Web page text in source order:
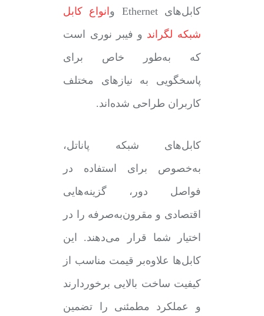
کابل‌های Ethernet و
انواع کابل
شبکه لگراند و فیبر نوری است
که به‌طور خاص برای
پاسخگویی به نیازهای مختلف
کاربران طراحی شده‌اند.
کابل‌های شبکه پاناتل،
به‌خصوص برای استفاده در
فواصل دور، گزینه‌هایی
اقتصادی و مقرون‌به‌صرفه را در
اختیار شما قرار می‌دهند. این
کابل‌ها علاوه‌بر قیمت مناسب از
کیفیت ساخت بالایی برخوردارند
و عملکرد مطمئنی را تضمین